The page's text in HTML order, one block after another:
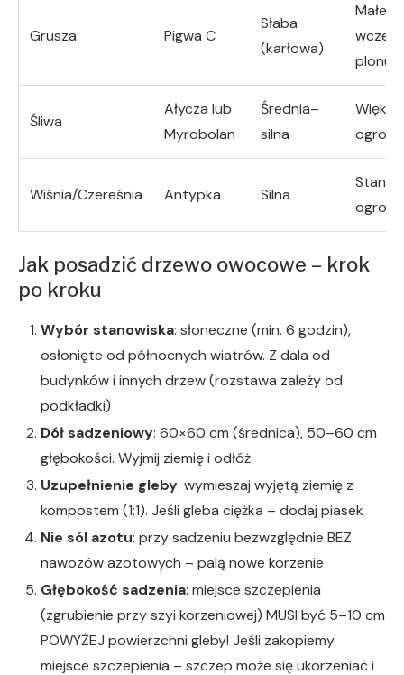
Grusza Pigwa C
Słaba
(karłowa)
Małe
plonuje
Śliwa
Ałycza lub
Myrobolan
Średnia–
silna
Wiśnia/Czereśnia Antypka Silna
ogrody
Jak posadzić drzewo owocowe – krok
po kroku
Wybór stanowiska: słoneczne (min. 6 godzin),
osłonięte od północnych wiatrów. Z dala od
budynków i innych drzew (rozstawa zależy od
podkładki)
Dół sadzeniowy: 60×60 cm (średnica), 50–60 cm
głębokości. Wyjmij ziemię i odłóż
Uzupełnienie gleby: wymieszaj wyjętą ziemię z
kompostem (1:1). Jeśli gleba ciężka – dodaj piasek
Nie sól azotu: przy sadzeniu bezwzględnie BEZ
nawozów azotowych – palą nowe korzenie
Głębokość sadzenia: miejsce szczepienia
(zgrubienie przy szyi korzeniowej) MUSI być 5–10 cm
POWYŻEJ powierzchni gleby! Jeśli zakopiemy
miejsce szczepienia – szczep może się ukorzeniać i